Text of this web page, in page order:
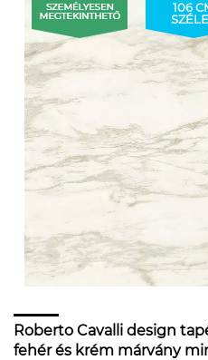
106
Roberto Cavalli design
fehér és krém márvány